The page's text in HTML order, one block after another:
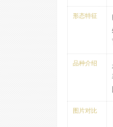
形态特征
品种介绍
图片对比